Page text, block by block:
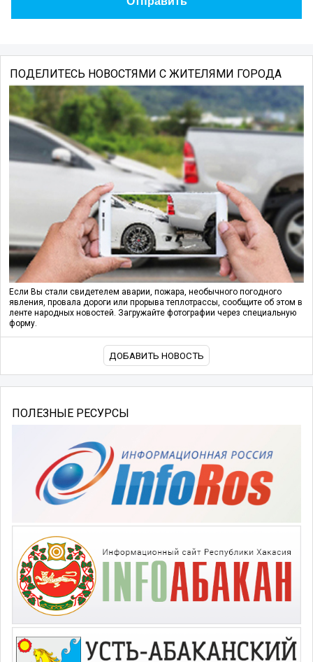
ПОДЕЛИТЕСЬ НОВОСТЯМИ С ЖИТЕЛЯМИ ГОРОДА
Если Вы стали свидетелем аварии, пожара, необычного погодного
явления, провала дороги или прорыва теплотрассы, сообщите об этом в
ленте народных новостей. Загружайте фотографии через специальную
форму.
ДОБАВИТЬ НОВОСТЬ
ПОЛЕЗНЫЕ РЕСУРСЫ